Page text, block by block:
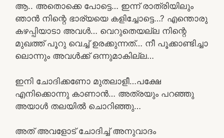
ആ.. അതൊക്കെ പോട്ടെ… ഇന്ന് രാത്രിയിലും
ഞാൻ നിന്റെ ഭാര്യയെ കളിച്ചോട്ടെ…? എന്തൊരു
കഴപ്പിയാടാ അവൾ… വെറുതെയല്ല നിന്റെ
മുഖത്ത് പൂറു വെച്ച് ഉരക്കുന്നത്… നീ പൂക്കാണ്ടിച്ചാ
ലൊന്നും അവൾക്ക് ഒന്നുമാകില്ല…
ഇനി ചോദിക്കണോ മുതലാളീ…പക്ഷേ
എനിക്കൊന്നു കാണാൻ… അത്രയും പറഞ്ഞു
അയാൾ തലയിൽ ചൊറിഞ്ഞു…
അത് അവളോട് ചോദിച്ച് അനുവാദം